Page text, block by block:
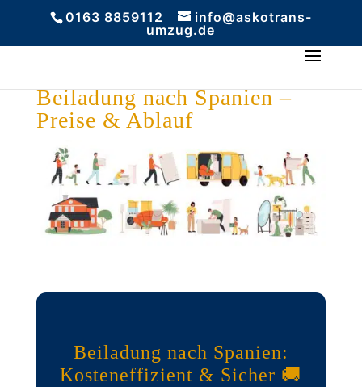
0163 8859112
info@askotrans-
umzug.de
Beiladung nach Spanien –
Preise & Ablauf
Beiladung nach Spanien:
Kosteneffizient & Sicher 🚚